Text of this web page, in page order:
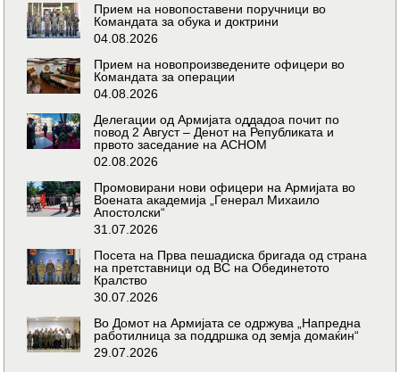
Прием на новопоставени поручници во
Командата за обука и доктрини
04.08.2026
Прием на новопроизведените офицери во
Командата за операции
04.08.2026
Делегации од Армијата оддадоа почит по
повод 2 Август – Денот на Републиката и
првото заседание на АСНОМ
02.08.2026
Промовирани нови офицери на Армијата во
Воената академија „Генерал Михаило
Апостолски“
31.07.2026
Посета на Прва пешадиска бригада од страна
на претставници од ВС на Обединетото
Кралство
30.07.2026
Во Домот на Армијата се одржува „Напредна
работилница за поддршка од земја домаќин“
29.07.2026